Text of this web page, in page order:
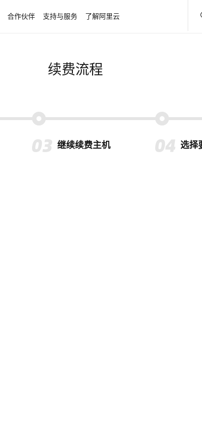
合作伙伴 支持与服务 了解阿里云
续费流程
继续续费主机 选择